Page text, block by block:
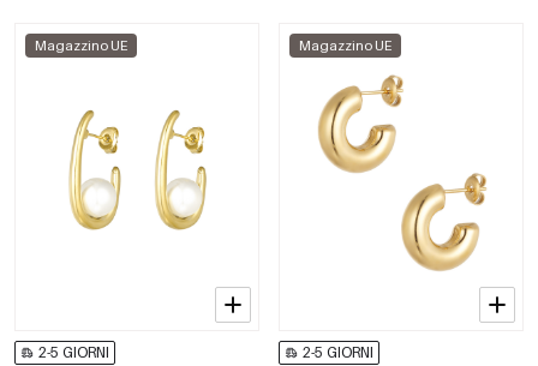
Magazzino UE
2-5 GIORNI
Magazzino UE
2-5 GIORNI